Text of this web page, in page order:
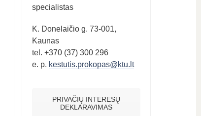
specialistas
K. Donelaičio g. 73-001,
Kaunas
tel. +370 (37) 300 296
e. p. kestutis.prokopas@ktu.lt
PRIVAČIŲ INTERESŲ
DEKLARAVIMAS